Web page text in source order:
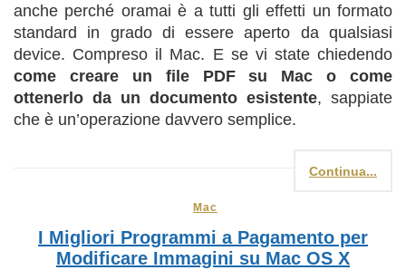
anche perché oramai è a tutti gli effetti un formato
standard in grado di essere aperto da qualsiasi
device. Compreso il Mac. E se vi state chiedendo
come creare un file PDF su Mac
o come
ottenerlo da un documento esistente, sappiate
che è un’operazione davvero semplice.
Continua...
Mac
I Migliori Programmi a Pagamento per
Modificare Immagini su Mac OS X